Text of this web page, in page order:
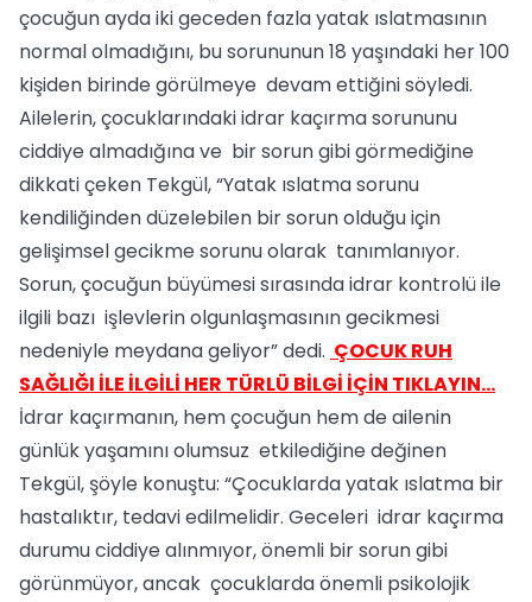
çocuğun ayda iki geceden fazla yatak ıslatmasının
normal olmadığını, bu sorununun 18 yaşındaki her 100
kişiden birinde görülmeye devam ettiğini söyledi.
Ailelerin, çocuklarındaki idrar kaçırma sorununu
ciddiye almadığına ve bir sorun gibi görmediğine
dikkati çeken Tekgül, “Yatak ıslatma sorunu
kendiliğinden düzelebilen bir sorun olduğu için
gelişimsel gecikme sorunu olarak tanımlanıyor.
Sorun, çocuğun büyümesi sırasında idrar kontrolü ile
ilgili bazı işlevlerin olgunlaşmasının gecikmesi
nedeniyle meydana geliyor” dedi. ÇOCUK RUH
SAĞLIĞI İLE İLGİLİ HER TÜRLÜ BİLGİ İÇİN TIKLAYIN…
İdrar kaçırmanın, hem çocuğun hem de ailenin
günlük yaşamını olumsuz etkilediğine değinen
Tekgül, şöyle konuştu: “Çocuklarda yatak ıslatma bir
hastalıktır, tedavi edilmelidir. Geceleri idrar kaçırma
durumu ciddiye alınmıyor, önemli bir sorun gibi
görünmüyor, ancak çocuklarda önemli psikolojik